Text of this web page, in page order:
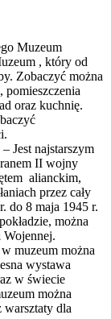
Muzeum
, który od
Zobaczyć można
pomieszczenia
oraz kuchnię.
– Jest najstarszym
II wojny
alianckim,
przez cały
do 8 maja 1945 r.
można
muzeum można
wystawa
w świecie
można
warsztaty dla